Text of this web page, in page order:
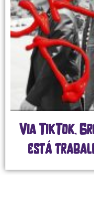
Via TikTok,
está